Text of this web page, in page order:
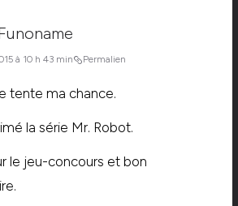
à 10 h 43 min Permalien
tente ma chance.
la série Mr. Robot.
le jeu-concours et bon